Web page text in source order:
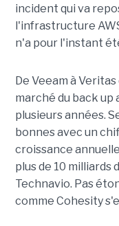
incident qui va
l'infrastructure
n'a pour l'instant
De Veeam à
marché du back up
plusieurs années.
bonnes avec un
croissance
plus de 10 milliards
Technavio. Pas
comme Cohesity